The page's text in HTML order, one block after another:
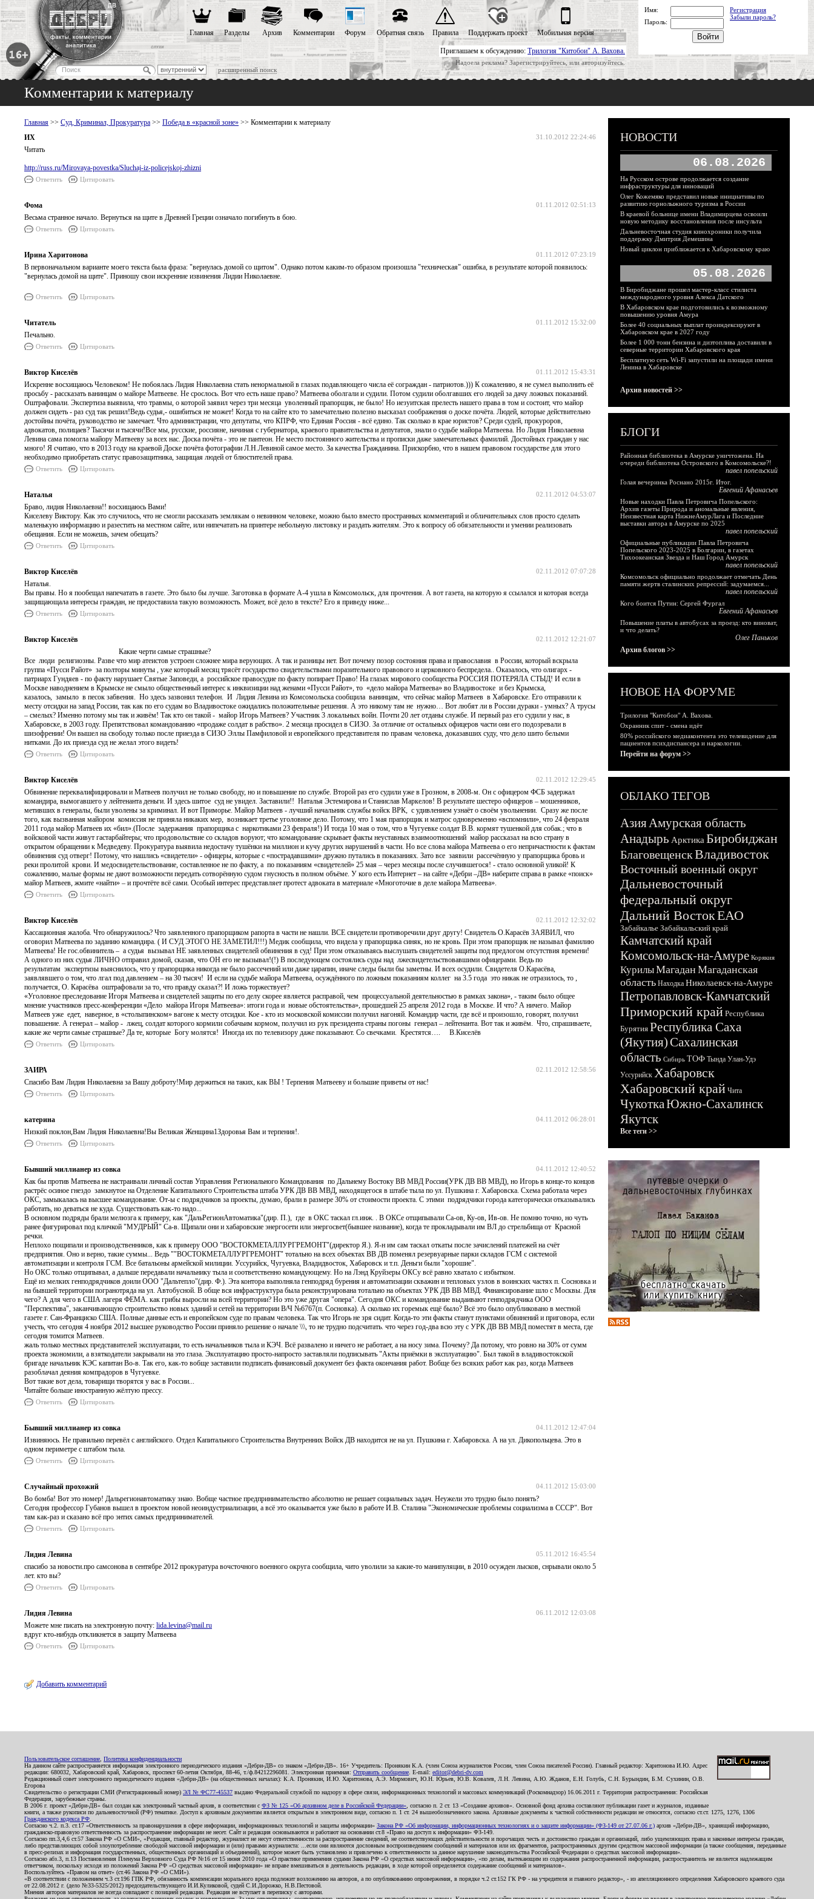
Приглашаем к обсуждению: Трилогия "Китобои" А. Вахова.
Надоела реклама? Зарегистрируйтесь, или авторизуйтесь.
расширенный поиск
Главная Разделы Архив Комментарии Форум Обратная связь Правила Поддержать проект Мобильная версия
Имя:
Регистрация
Забыли пароль?
Пароль:
Комментарии к материалу
Главная >> Суд, Криминал, Прокуратура >> Победа в «красной зоне» >> Комментарии к материалу
31.10.2012 22:24:46
ИХ
Читать
http://russ.ru/Mirovaya-povestka/Sluchaj-iz-policejskoj-zhizni
Ответить Цитировать
01.11.2012 02:51:13
Фома
Весьма странное начало. Вернуться на щите в Древней Греции означало погибнуть в бою.
Ответить Цитировать
01.11.2012 07:23:19
Ирина Харитонова
В первоначальном варианте моего текста была фраза: "вернулась домой со щитом". Однако потом каким-то образом произошла "техническая" ошибка, в результате которой появилось:
"вернулась домой на щите". Приношу свои искренние извинения Лидии Николаевне.
Ответить Цитировать
01.11.2012 15:32:00
Читатель
Печально.
Ответить Цитировать
01.11.2012 15:43:31
Виктор Киселёв
Искренне восхищаюсь Человеком! Не побоялась Лидия Николаевна стать ненормальной в глазах подавляющего числа её сограждан - патриотов.))) К сожалению, я не сумел выполнить её
просьбу - рассказать ванинцам о майоре Матвееве. Не срослось. Вот что есть наше право? Матвеева оболгали и судили. Потом судили оболгавших его людей за дачу ложных показаний.
Оштрафовали. Экспертиза выявила, что травмы, о которой заявил через три месяца уволенный прапорщик, не было! Но иезуитская прелесть нашего права в том и состоит, что майор
должен сидеть - раз суд так решил!Ведь судья,- ошибиться не может! Когда то на сайте кто то замечательно полезно высказал соображения о доске почёта. Людей, которые действительно
достойны почёта, руководство не замечает. Что администрации, что депутаты, что КПРФ, что Единая Россия - всё едино. Так сколько в крае юристов? Среди судей, прокуроров,
адвокатов, полицаев? Тысячи и тысячи!Все мы, русские, россияне, начиная с губернатора, краевого правительства и депутатов, знали о судьбе майора Матвеева. Но Лидия Николаевна
Левина сама помогла майору Матвееву за всех нас. Доска почёта - это не пантеон. Не место постоянного жительства и прописки даже замечательных фамилий. Достойных граждан у нас
много! Я считаю, что в 2013 году на краевой Доске почёта фотографии Л.Н.Левиной самое место. За качества Гражданина. Прискорбно, что в нашем правовом государстве для этого
необходимо приобретать статус правозащитника, защищая людей от блюстителей права.
Ответить Цитировать
02.11.2012 04:53:07
Наталья
Браво, лидия Николаевна!! восхищаюсь Вами!
Киселеву Виктору. Как это случилось, что не смогли рассказать землякам о невинном человеке, можно было вместо пространных комментарий и обличительных слов просто сделать
маленькую информацию и разестить на местном сайте, или нипечатать на принтере небольную листовку и раздать жителям. Это к вопросу об обязательности и умении реализовать
обещания. Если не можешь, зачем обещать?
Ответить Цитировать
02.11.2012 07:07:28
Виктор Киселёв
Наталья.
Вы правы. Но я пообещал напечатать в газете. Это было бы лучше. Заготовка в формате А-4 ушла в Комсомольск, для прочтения. А вот газета, на которую я ссылался и которая всегда
защищающала интересы граждан, не предоставила такую возможность. Может, всё дело в тексте? Его я приведу ниже...
Ответить Цитировать
02.11.2012 12:21:07
Виктор Киселёв
Какие черти самые страшные?
Все люди религиозны. Разве что мир атеистов устроен сложнее мира верующих. А так и разницы нет. Вот почему позор состояния права и православия в России, который вскрыла
группа «Пусси Райот» за полторы минуты , уже который месяц трясёт государство свидетельствами поразительного правового и церковного беспредела.. Оказалось, что олигарх -
патриарх Гундяев - по факту нарушает Святые Заповеди, а российское правосудие по факту попирает Право! На глазах мирового сообщества РОССИЯ ПОТЕРЯЛА СТЫД! И если в
Москве наводнением в Крымске не смыло общественный интерес к инквизиции над женами «Пусси Райот», то «дело майора Матвеева» во Владивостоке и без Крымска,
казалось, замыло в песок забвения. Но здесь зазвонил телефон. И Лидия Левина из Комсомольска сообщила ванинцам, что сейчас майор Матвеев в Хабаровске. Его отправили к
месту отсидки на запад России, так как по его судам во Владивостоке ожидались положительные решения. А это никому там не нужно… Вот любят ли в России дураки - умных? А трусы
– смелых? Именно потому мы так и живём! Так кто он такой - майор Игорь Матвеев? Участник 3 локальных войн. Почти 20 лет отданы службе. И первый раз его судили у нас, в
Хабаровске, в 2003 году. Препятствовал командованию «продаже солдат в рабство». 2 месяца просидел в СИЗО. За отличие от остальных офицеров части они его подозревали в
шизофрении! Он вышел на свободу только после приезда в CИЗО Эллы Памфиловой и европейского представителя по правам человека, доказавших суду, что дело шито белыми
нитками. До их приезда суд не желал этого видеть!
Ответить Цитировать
02.11.2012 12:29:45
Виктор Киселёв
Обвинение переквалифицировали и Матвеев получил не только свободу, но и повышение по службе. Второй раз его судили уже в Грозном, в 2008-м. Он с офицером ФСБ задержал
командира, вымогавшего у лейтенанта деньги. И здесь шитое суд не увидел. Заставили!! Наталья Эстемирова и Станислав Маркелов! В результате шестеро офицеров – мошенников,
метивших в генералы, были уволены за криминал. И вот Приморье. Майор Матвеев - лучший начальник службы войск ВРК, с удивлением узнаёт о своём увольнении. Сразу же после
того, как вызванная майором комиссия не приняла никаких мер, возникает третье уголовное дело. Потому, что 1 мая прапорщик и матрос одновременно «вспомнили», что 24 февраля
2011 года майор Матвеев их «бил».(После задержания прапорщика с наркотиками 23 февраля!) И тогда 10 мая о том, что в Чугуевке солдат В.В. кормят тушенкой для собак.; что в
войсковой части живут гастарбайтеры; что продовольствие со складов воруют; что командование скрывает факты неуставных взаимоотношений майор рассказал на всю страну в
открытом обращении к Медведеву. Прокуратура выявила недостачу тушёнки на миллион и кучу других нарушений в части. Но все слова майора Матвеева о его непричастности к фактам
обвинения суд отверг! Потому, что нашлись «свидетели» - офицеры, которые с «пострадавшими» дружно путались в показаниях. Зато все заявили рассечённую у прапорщика бровь и
реки пролитой крови. И медосвидетельствование, составленное не по факту, а по показаниям «свидетелей» 25 мая – через месяцы после случившегося! - стало основной уликой! К
сожалению, малые формы не дают возможности передать сотворённую судом гнусность в полном объёме. У кого есть Интернет – на сайте «Дебри –ДВ» наберите справа в рамке «поиск»
майор Матвеев, жмите «найти» – и прочтёте всё сами. Особый интерес представляет протест адвоката в материале «Многоточие в деле майора Матвеева».
Ответить Цитировать
02.11.2012 12:32:02
Виктор Киселёв
Кассационная жалоба. Что обнаружилось? Что заявленного прапорщиком рапорта в части не нашли. ВСЕ свидетели противоречили друг другу! Свидетель О.Карасёв ЗАЯВИЛ, что
оговорил Матвеева по заданию командира. ( И СУД ЭТОГО НЕ ЗАМЕТИЛ!!!) Медик сообщила, что видела у прапорщика синяк, но не кровь. При этом прапорщик не называл фамилию
Матвеева! Не гос.обвинитель – а судья вызывал НЕ заявленных свидетелей обвинения в суд! При этом отказываясь выслушать свидетелей защиты под предлогом отсутствия времени!
А одного из них судья ЛИЧНО отправил домой, сказав, что ОН его не вызывал!(!) В последующем состоялись суды над лжесвидетельствовавшими офицерами. Ведь по
результатам экспертизы выяснилось, что у прапорщика никогда не было рассечений или даже царапин, иначе следы были бы заметны. И всех осудили. Свидетеля О.Карасёва,
заявлявшего о том, что лгал под давлением – на 30 тысяч! И если на судьбе майора Матвеева, осуждённого по ложным показаниям коллег на 3.5 года это никак не отразилось, то ,
получается, О. Карасёва оштрафовали за то, что правду сказал?! И ложь торжествует?
«Уголовное преследование Игоря Матвеева и свидетелей защиты по его делу скорее является расправой, чем процессуальной деятельностью в рамках закона», - таким было общее
мнение участников пресс-конференции «Дело майора Игоря Матвеева»: итоги года и новые обстоятельства», прошедшей 25 апреля 2012 года в Москве. И что? А ничего. Майор
Матвеев уже едет, наверное, в «столыпинском» вагоне к месту отсидки. Кое - кто из московской комиссии получил нагоняй. Командир части, где всё и произошло, говорят, получил
повышение. А генерал – майор - лжец, солдат которого кормили собачьим кормом, получил из рук президента страны погоны генерал – лейтенанта. Вот так и живём. Что, спрашиваете,
какие же черти самые страшные? Да те, которые Богу молятся! Иногда их по телевизору даже показывают. Со свечками. Крестятся…. В.Киселёв
Ответить Цитировать
02.11.2012 12:58:56
ЗАИРА
Спасибо Вам Лидия Николаевна за Вашу доброту!Мир держиться на таких, как ВЫ ! Терпения Матвееву и большие приветы от нас!
Ответить Цитировать
04.11.2012 06:28:01
катерина
Низкий поклон,Вам Лидия Николаевна!Вы Великая Женщина1Здоровья Вам и терпения!.
Ответить Цитировать
04.11.2012 12:40:52
Бывший миллианер из совка
Как бы против Матвеева не настраивали личный состав Управления Регионального Командования по Дальнему Востоку ВВ МВД России(УРК ДВ ВВ МВД), но Игорь в конце-то концов
растрёс осиное гнездо замкнутое на Отделение Капитального Строительства штаба УРК ДВ ВВ МВД, находящегося в штабе тыла по ул. Пушкина г. Хабаровска. Схема работала через
ОКС, замыкалась на высшее командование. От-ы с подрядчиков за проекты, думаю, брали в размере 30% от стоимости проекта. С этими подрядчики города категорически отказывались
работать, но деваться не куда. Существовать как-то надо...
В основном подряды брали мелюзга к примеру, как "ДальРегионАвтоматика"(дир. П.), где в ОКС таскал гл.инж. . В ОКСе отщипывали Са-ов, Ку-ов, Ив-ов. Не помню точно, но чуть
ранее фигурировал под кличкой "МУДРЫЙ" Са-в. Щипали они и хабаровские энергосети или энергосвет(бывшее название), когда те прокладывали им ВЛ до стрельбища от Красной
речки.
Неплохо пощипали и производственников, как к примеру ООО "ВОСТОКМЕТАЛЛУРГРЕМОНТ"(директор Я.). Я-н им сам таскал откаты после зачислений платежей на счёт
предприятия. Оно и верно, такие суммы... Ведь ""ВОСТОКМЕТАЛЛУРГРЕМОНТ" тотально на всех объектах ВВ ДВ поменял резервуарные парки складов ГСМ с системой
автоматизации и контроля ГСМ. Все батальоны армейской милиции. Уссурийск, Чугуевка, Владидвосток, Хабаровск и т.п. Деньги были "хорошие".
Но ОКС только отщипывал, а дальше передавали начальнику тыла и соответственно командующему. Но на Лэнд Круйзеры ОКСу всё равно хватало с избытком.
Ещё из мелких генподрядчиков доили ООО "Дальтепло"(дир. Ф.). Эта контора выполняла генподряд бурения и автоматизации скважин и тепловых узлов в воинских частях п. Сосновка и
на бывшей территории погранотряда на ул. Автобусной. В обще вся инфраструктура была реконструирована тотально на объектах УРК ДВ ВВ МВД. Финансирование шло с Москвы. Для
чего? А для чего в США лагеря ФЕМА. как грибы выросли на всей территории? Но это уже другая "опера". Сегодня ОКС и командование выдаивают генподрядчика ООО
"Перспектива", заканчивающую строительство новых зданий и сетей на территории В/Ч №6767(п. Сосновка). А сколько их горемык ещё было? Всё это было опубликовано в местной
газете г. Сан-Франциско США. Полные данные есть и европейском суде по правам человека. Так что Игорь не зря сидит. Когда-то эти факты станут пунктами обвинений и приговора, если
учесть, что сегодня 4 ноября 2012 высшее руководство России приняло решение о начале \\\, то не трудно подсчитать. что через год-два всю эту с УРК ДВ ВВ МВД поместят в места, где
сегодня томится Матвеев.
жаль только местных представителей эксплуатации, то есть начальников тыла и КЭЧ. Всё развалено и ничего не работает, а на носу зима. Почему? Да потому, что ровно на 30% от сумм
проекта экономили, а взяткодатели закрывали на это глаза. Эксплуатацию просто-напросто заставляли подписывать "Акты приёмки в эксплуатацию". Был такой в владивостокской
бригаде начальник КЭС капитан Во-в. Так его, как-то вобще заставили подписать финансовый документ без факта окончания работ. Вобще без всяких работ как раз, когда Матвеев
разоблачал деяния компрадоров в Чугуевке.
Вот такие вот дела, товарищи творятся у вас в России...
Читайте больше иностранную жёлтую прессу.
Ответить Цитировать
04.11.2012 12:47:04
Бывший миллианер из совка
Извиняюсь. Не правильно перевёл с английского. Отдел Капитального Строительства Внутренних Войск ДВ находится не на ул. Пушкина г. Хабаровска. А на ул. Дикопольцева. Это в
одном периметре с штабом тыла.
Ответить Цитировать
04.11.2012 15:03:00
Случайный прохожий
Во бомба! Вот это номер! Дальрегионавтоматику знаю. Вобще частное предпринимательство абсолютно не решает социальных задач. Неужели это трудно было понять?
Сегодня профессор Губанов вышел в проектом новой неоиндустриализации, а всё это оказывается уже было в работе И.В. Сталина "Экономические проблемы социализма в СССР". Вот
там как-раз и сказано всё про энтих самых предпринимателей.
Ответить Цитировать
05.11.2012 16:45:54
Лидия Левина
спасибо за новости.про самсонова в сентябре 2012 прокуратура вочсточного военного округа сообщила, чито уволили за какие-то манипуляции, в 2010 осужден лысков, снрывали около 5
лет. кто вы?
Ответить Цитировать
06.11.2012 12:03:08
Лидия Левина
Можете мне писать на электронную почту: lida.levina@mail.ru
вдруг кто-нибудь откликнется в защиту Матвеева
Ответить Цитировать
Добавить комментарий
НОВОСТИ
06.08.2026
На Русском острове продолжается создание
инфраструктуры для инноваций
Олег Кожемяко представил новые инициативы по
развитию горнолыжного туризма в России
В краевой больнице имени Владимирцева освоили
новую методику восстановления после инсульта
Дальневосточная студия кинохроники получила
поддержку Дмитрия Демешина
Новый циклон приближается к Хабаровскому краю
05.08.2026
В Биробиджане прошел мастер-класс стилиста
международного уровня Алекса Датского
В Хабаровском крае подготовились к возможному
повышению уровня Амура
Более 40 социальных выплат проиндексируют в
Хабаровском крае в 2027 году
Более 1 000 тонн бензина и дизтоплива доставили в
северные территории Хабаровского края
Бесплатную сеть Wi-Fi запустили на площади имени
Ленина в Хабаровске
Архив новостей >>
БЛОГИ
Районная библиотека в Амурске уничтожена. На
очереди библиотека Островского в Комсомольске?!
павел попельский
Голая вечеринка Роснано 2015г. Итог.
Евгений Афанасьев
Новые находки Павла Петровича Попельского:
Архив газеты Природа и аномальные явления,
Неизвестная карта НижнеАмурЛага и Последние
выставки автора в Амурске по 2025
павел попельский
Официальные публикации Павла Петровича
Попельского 2023-2025 в Болгарии, в газетах
Тихоокеанская Звезда и Наш Город Амурск
павел попельский
Комсомольск официально продолжает отмечать День
памяти жертв сталинских репрессий: задумаемся...
павел попельский
Кого боится Путин: Сергей Фургал
Евгений Афанасьев
Повышение платы в автобусах за проезд: кто виноват,
и что делать?
Олег Паньков
Архив блогов >>
НОВОЕ НА ФОРУМЕ
Трилогия "Китобои" А. Вахова.
Охранник спит - смена идёт
80% российского медиаконтента это телевидение для
пациентов психдиспансера и наркологии.
Перейти на форум >>
ОБЛАКО ТЕГОВ
АзияАмурская область
Анадырь Арктика Биробиджан
БлаговещенскВладивосток
Восточный военный округ
Дальневосточный
федеральный округ
Дальний ВостокЕАО
Забайкалье Забайкальский край
Камчатский край
Комсомольск-на-Амуре Корякия
КурилыМагадан Магаданская
область Находка Николаевск-на-Амуре
Петропавловск-Камчатский
Приморский край Республика
Бурятия Республика Саха
(Якутия)Сахалинская
область Сибирь ТОФ Тында Улан-Удэ
Уссурийск Хабаровск
Хабаровский край Чита
ЧукоткаЮжно-Сахалинск
Якутск
Все теги >>
Пользовательское соглашение Политика конфиденциальности
На данном сайте распространяется информация электронного периодического издания «Дебри-ДВ» со знаком «Дебри-ДВ». 16+ Учредитель: Пронякин К.А. (член Союза журналистов России, член Союза писателей России). Главный редактор: Харитонова И.Ю. Адрес
редакции: 680032, Хабаровский край, Хабаровск, проспект 60-летия Октября, 88-46, т./ф.84212296081. Электронная приемная: Отправить сообщение . E-mail: editor@debri-dv.com
Редакционный совет электронного периодического издания «Дебри-ДВ» (на общественных началах): К.А. Пронякин, И.Ю. Харитонова, А.Э. Мирмович, Ю.Н. Юрьев, Ю.В. Ковалев, Л.Н. Левина, А.Ю. Жданов, Е.Н. Голубь, С.Н. Бурындин, Б.М. Сухинин, О.В.
Егорова
Свидетельство о регистрации СМИ (Регистрационный номер) ЭЛ № ФС77-45537 выдано Федеральной службой по надзору в сфере связи, информационных технологий и массовых коммуникаций (Роскомнадзор) 16.06.2011 г. Территория распространения: Российская
Федерация, зарубежные страны.
В 2006 г. проект «Дебри-ДВ» был создан как электронный частный архив, в соответствии с ФЗ № 125 «Об архивном деле в Российской Федерации» , согласно п. 2 ст. 13 «Создание архивов». Основной фонд архива составляют публикации газет и журналов, изданные
книги, а также рукописи по дальневосточной (РФ) тематике. Доступ к архивным документам является открытым в электронном виде, согласно п. 1 ст. 24 вышеобозначенного закона. Архивные документы к частной собственности редакции не относятся, согласно ст.ст. 1275, 1276, 1306
Гражданского кодекса РФ
Согласно ч.2. п.3. ст.17 «Ответственность за правонарушения в сфере информации, информационных технологий и защиты информации» Закона РФ «Об информации, информационных технологиях и о защите информации» (ФЗ-149 от 27.07.06 г.) архив «Дебри-ДВ», хранящий информацию,
гражданско-правовую ответственность за распространение информации не несет. Сайт и редакция основываются и работают на основании ст.8 «Право на доступ к информации» ФЗ-149.
Согласно пп.3,4,6 ст.57 Закона РФ «О СМИ», «Редакция, главный редактор, журналист не несут ответственности за распространение сведений, не соответствующих действительности и порочащих честь и достоинство граждан и организаций, либо ущемляющих права и законные интересы граждан,
либо представляющих собой злоупотребление свободой массовой информации и (или) правами журналиста: ...если они являются дословным воспроизведением сообщений и материалов или их фрагментов, распространенных другим средством массовой информации (а также сообщения, переданные
в пресс-релизах и информация государственных, общественных организаций и объединений), которое может быть установлено и привлечено к ответственности за данное нарушение законодательства Российской Федерации о средствах массовой информации».
Согласно абз.3, п.13 Постановления Пленума Верховного Суда РФ №16 от 15 июня 2010 года «О практике применения судами Закона РФ «О средствах массовой информации», «по делам, вытекающим из содержания распространенной информации, распространитель не является надлежащим
ответчиком, поскольку исходя из положений Закона РФ «О средствах массовой информации» не вправе вмешиваться в деятельность редакции, в ходе которой определяется содержание сообщений и материалов».
Воспользуйтесь «Правом на ответ» (ст.46 Закона РФ «О СМИ»).
«В соответствии с положением ч.3 ст.196 ГПК РФ, обязанность компенсации морального вреда подлежит возложению на авторов, а по опубликованию опровержения, в порядке ч.2 ст.152 ГК РФ - на учредителя и главного редактор», - из апелляционного определения Хабаровского краевого суда
от 22.08.2012 г. (дело №33-5325/2012) председательствующего И.И.Куликовой, судей С.И.Дорожко, Н.В.Пестовой.
Мнения авторов материалов не всегда совпадают с позицией редакции. Редакция не вступает в переписку с авторами.